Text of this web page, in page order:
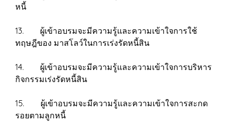
หนี้
13. ผู้เข้าอบรมจะมีความรู้และความเข้าใจการใช้
ทฤษฎีของ มาสโลว์ในการเร่งรัดหนี้สิน
14. ผู้เข้าอบรมจะมีความรู้และความเข้าใจการบริหาร
กิจกรรมเร่งรัดหนี้สิน
15. ผู้เข้าอบรมจะมีความรู้และความเข้าใจการสะกด
รอยตามลูกหนี้